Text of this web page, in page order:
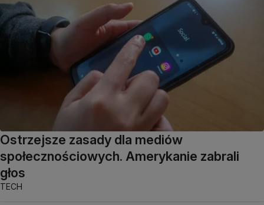
Ostrzejsze zasady dla mediów
społecznościowych. Amerykanie zabrali
głos
TECH